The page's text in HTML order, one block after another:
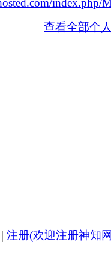
查看全部个
| 注册(欢迎注册神知